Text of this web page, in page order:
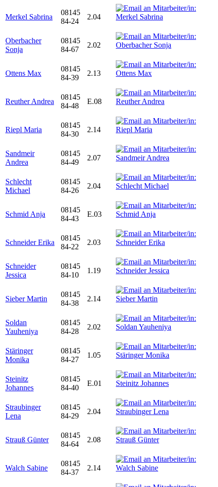
Merkel Sabrina
08145
84-24
2.04
Oberbacher
Sonja
08145
84-67
2.02
Ottens Max
08145
84-39
2.13
Reuther Andrea
08145
84-48
E.08
Riepl Maria
08145
84-30
2.14
Sandmeir
Andrea
08145
84-49
2.07
Schlecht
Michael
08145
84-26
2.04
Schmid Anja
08145
84-43
E.03
Schneider Erika
08145
84-22
2.03
Schneider
Jessica
08145
84-10
1.19
Sieber Martin
08145
84-38
2.14
Soldan
Yauheniya
08145
84-28
2.02
Stäringer
Monika
08145
84-27
1.05
Steinitz
Johannes
08145
84-40
E.01
Straubinger
Lena
08145
84-29
2.04
Strauß Günter
08145
84-64
2.08
Walch Sabine
08145
84-37
2.14